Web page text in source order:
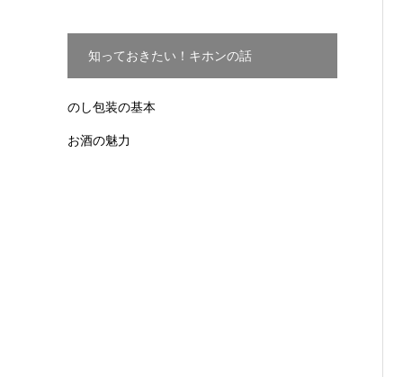
知っておきたい！キホンの話
のし包装の基本
お酒の魅力